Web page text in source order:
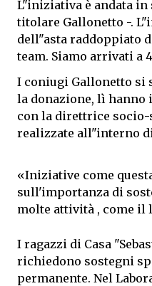
L"iniziativa è andata
titolare Gallonetto -.
dell"asta raddoppiato
team. Siamo arrivati a
I coniugi Gallonetto si
la donazione, lì
con la direttrice
realizzate all"interno di
«Iniziative come
sull'importanza di
molte attività , come il
I ragazzi di Casa
richiedono sostegni
permanente. Nel